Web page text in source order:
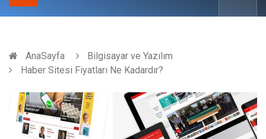
AnaSayfa
Bilgisayar ve Yazılım
Haber Sitesi Fiyatları Ne Kadardır?